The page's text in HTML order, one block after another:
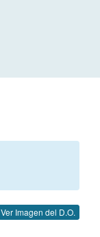
Ver Imagen del D.O.